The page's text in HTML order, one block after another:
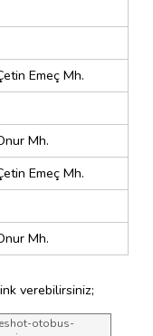
Emeç Mh.
Mh.
Emeç Mh.
Mh.
verebilirsiniz;